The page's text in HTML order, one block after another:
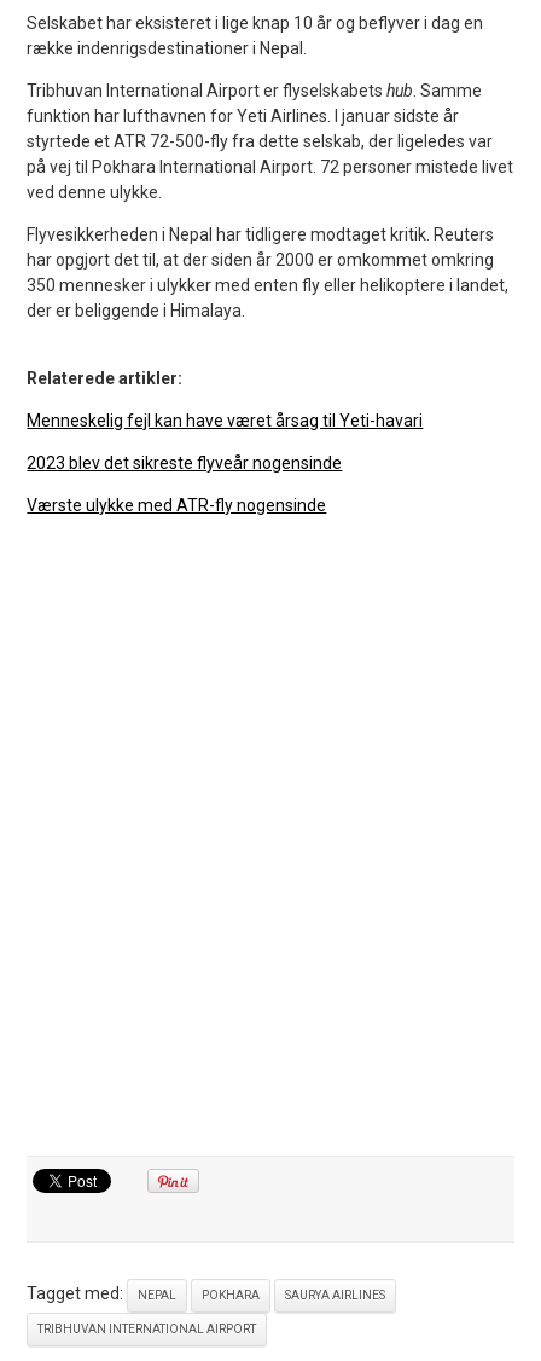
Selskabet har eksisteret i lige knap 10 år og beflyver i dag en
række indenrigsdestinationer i Nepal.
Tribhuvan International Airport er flyselskabetshub . Samme
funktion har lufthavnen for Yeti Airlines. I januar sidste år
styrtede et ATR 72-500-fly fra dette selskab, der ligeledes var
på vej til Pokhara International Airport. 72 personer mistede livet
ved denne ulykke.
Flyvesikkerheden i Nepal har tidligere modtaget kritik. Reuters
har opgjort det til, at der siden år 2000 er omkommet omkring
350 mennesker i ulykker med enten fly eller helikoptere i landet,
der er beliggende i Himalaya.
Relaterede artikler:
Menneskelig fejl kan have været årsag til Yeti-havari
2023 blev det sikreste flyveår nogensinde
Værste ulykke med ATR-fly nogensinde
Tagget med: NEPAL POKHARA SAURYA AIRLINES
TRIBHUVAN INTERNATIONAL AIRPORT